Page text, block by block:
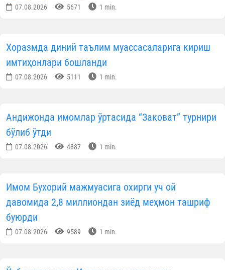
07.08.2026 5671 1 min.
Хоразмда диний таълим муассасаларига кириш
имтиҳонлари бошланди
07.08.2026 5111 1 min.
Андижонда имомлар ўртасида “Заковат” турнири
бўлиб ўтди
07.08.2026 4887 1 min.
Имом Бухорий мажмуасига охирги уч ой
давомида 2,8 миллиондан зиёд меҳмон ташриф
буюрди
07.08.2026 9589 1 min.